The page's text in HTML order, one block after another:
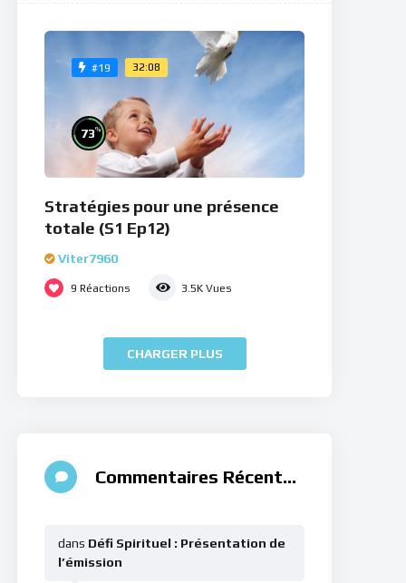
#19 32:08
73%
Stratégies pour une présence
totale (S1 Ep12)
Viter7960
9 Réactions 3.5K Vues
CHARGER PLUS
Commentaires Récents
dans Défi Spirituel : Présentation de
l’émission